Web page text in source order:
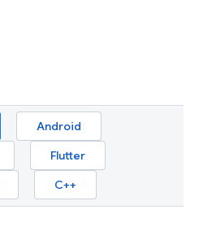
Android
Flutter
C++